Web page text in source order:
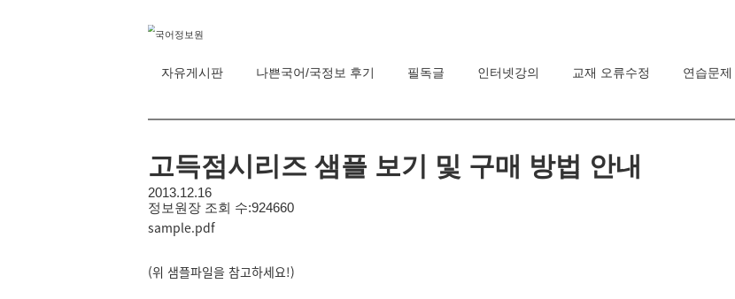
자유게시판 나쁜국어/국정보 후기 필독글 인터넷강의 교재 오류수정 연습문제
고득점시리즈 샘플 보기 및 구매 방법 안내
2013.12.16
정보원장 조회 수:924660
sample.pdf
(위 샘플파일을 참고하세요!)